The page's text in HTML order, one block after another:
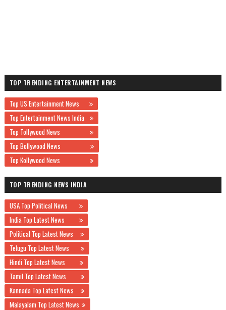
TOP TRENDING ENTERTAINMENT NEWS
Top US Entertainment News
Top Entertainment News India
Top Tollywood News
Top Bollywood News
Top Kollywood News
TOP TRENDING NEWS INDIA
USA Top Political News
India Top Latest News
Political Top Latest News
Telugu Top Latest News
Hindi Top Latest News
Tamil Top Latest News
Kannada Top Latest News
Malayalam Top Latest News